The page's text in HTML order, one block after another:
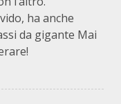
ha anche
da gigante Mai